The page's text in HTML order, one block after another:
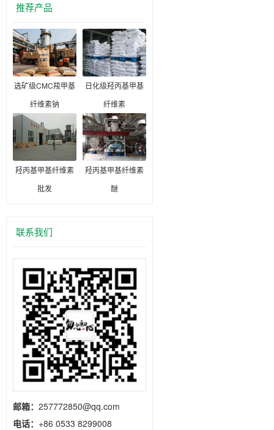
推荐产品
选矿级CMC羧甲基
纤维素钠
日化级羟丙基甲基
纤维素
羟丙基甲基纤维素
批发
羟丙基甲基纤维素
醚
联系我们
邮箱： 257772850@qq.com
电话： +86 0533 8299008